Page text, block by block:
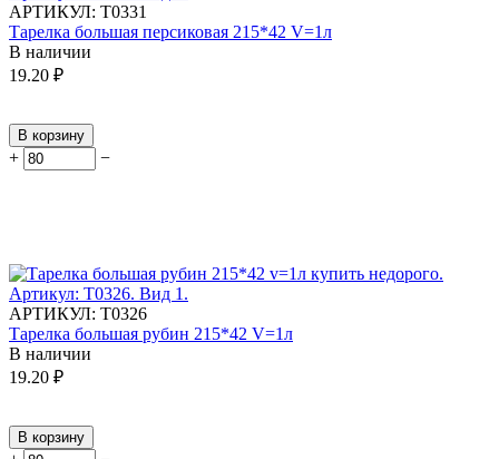
АРТИКУЛ: Т0331
Тарелка большая персиковая 215*42 V=1л
В наличии
19.20 ₽
В корзину
+ −
АРТИКУЛ: Т0326
Тарелка большая рубин 215*42 V=1л
В наличии
19.20 ₽
В корзину